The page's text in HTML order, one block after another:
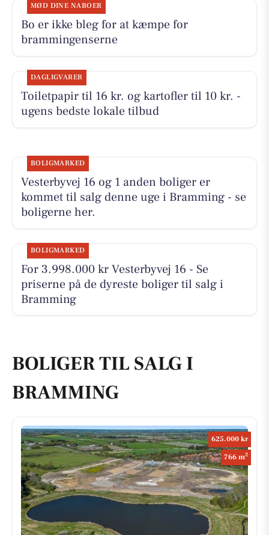
MØD DINE NABOER
Bo er ikke bleg for at kæmpe for
brammingenserne
DAGLIGVARER
Toiletpapir til 16 kr. og kartofler til 10 kr. -
ugens bedste lokale tilbud
BOLIGMARKED
Vesterbyvej 16 og 1 anden boliger er
kommet til salg denne uge i Bramming - se
boligerne her.
BOLIGMARKED
For 3.998.000 kr Vesterbyvej 16 - Se
priserne på de dyreste boliger til salg i
Bramming
BOLIGER TIL SALG I
BRAMMING
625.000 kr
766 m2